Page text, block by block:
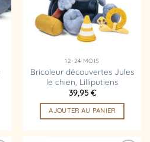
12-24 MOIS
Bricoleur découvertes Jules
le chien, Lilliputiens
39,95€
AJOUTER AU PANIER